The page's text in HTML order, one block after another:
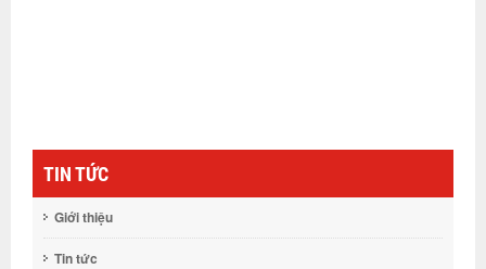
TIN TỨC
Giới thiệu
Tin tức